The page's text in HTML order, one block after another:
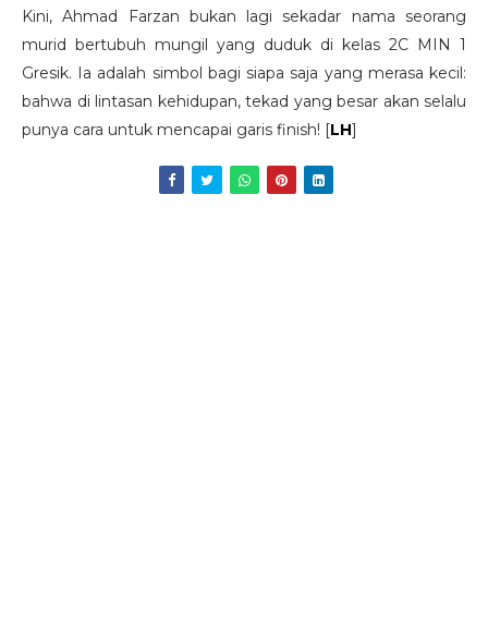
Kini, Ahmad Farzan bukan lagi sekadar nama seorang
murid bertubuh mungil yang duduk di kelas 2C MIN 1
Gresik. Ia adalah simbol bagi siapa saja yang merasa kecil:
bahwa di lintasan kehidupan, tekad yang besar akan selalu
punya cara untuk mencapai garis finish! [LH]